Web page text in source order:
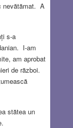
nevătămat. A
s-a
I-am
am aprobat
de război.
stătea un